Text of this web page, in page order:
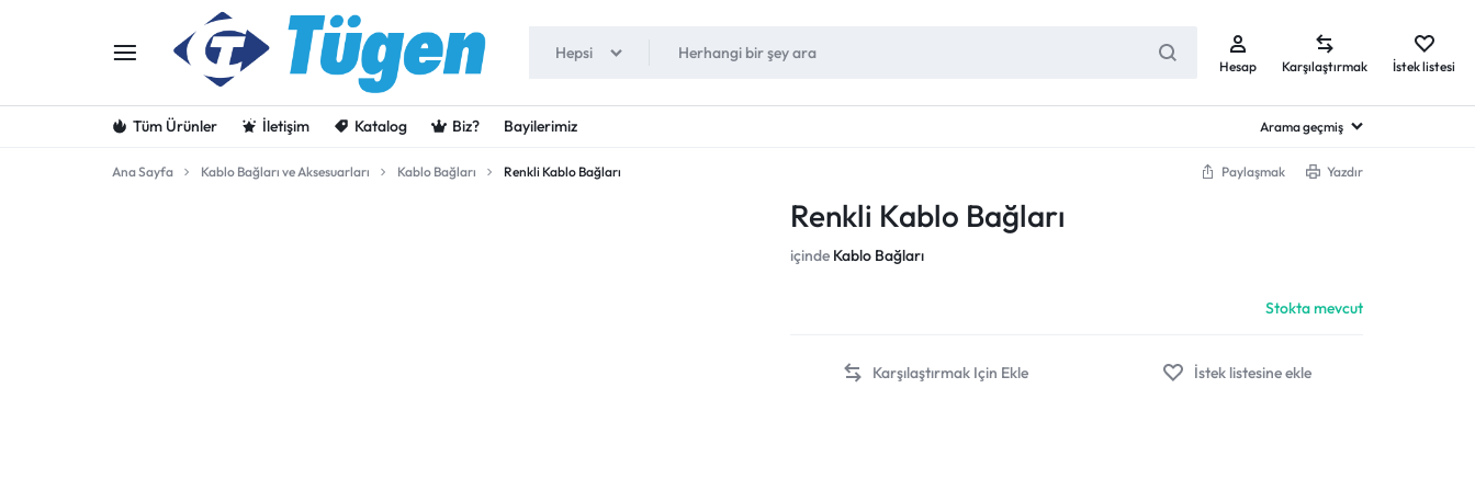
Hepsi
Hesap Karşılaştırmak İstek listesi
Tüm Ürünler İletişim Katalog Biz? Bayilerimiz Arama geçmiş
Ana Sayfa Kablo Bağları ve Aksesuarları Kablo Bağları Renkli Kablo Bağları Paylaşmak Yazdır
Renkli Kablo Bağları
içinde Kablo Bağları
Stokta mevcut